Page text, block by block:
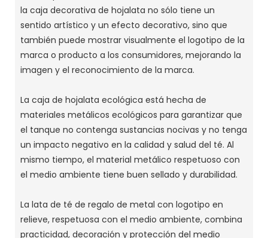
la caja decorativa de hojalata no sólo tiene un
sentido artístico y un efecto decorativo, sino que
también puede mostrar visualmente el logotipo de la
marca o producto a los consumidores, mejorando la
imagen y el reconocimiento de la marca.
La caja de hojalata ecológica está hecha de
materiales metálicos ecológicos para garantizar que
el tanque no contenga sustancias nocivas y no tenga
un impacto negativo en la calidad y salud del té. Al
mismo tiempo, el material metálico respetuoso con
el medio ambiente tiene buen sellado y durabilidad.
La lata de té de regalo de metal con logotipo en
relieve, respetuosa con el medio ambiente, combina
practicidad, decoración y protección del medio